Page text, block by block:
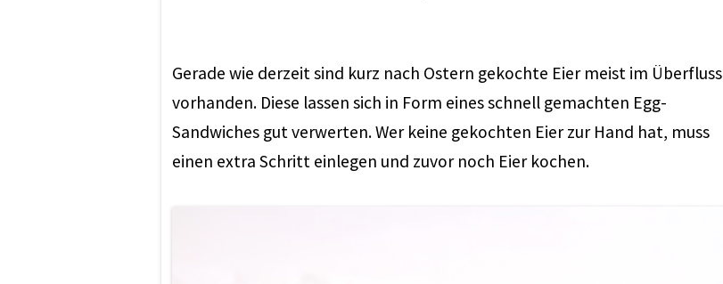
Gerade wie derzeit sind kurz nach Ostern gekochte Eier meist im Überfluss
vorhanden. Diese lassen sich in Form eines schnell gemachten Egg-
Sandwiches gut verwerten. Wer keine gekochten Eier zur Hand hat, muss
einen extra Schritt einlegen und zuvor noch Eier kochen.